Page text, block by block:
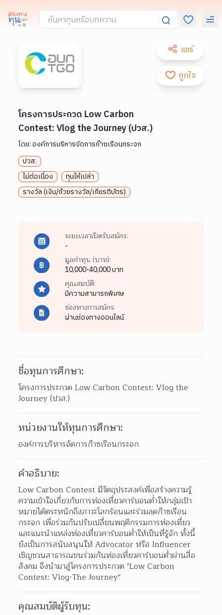
แชร์
ถูกใจ
โครงการประกวด Low Carbon
Contest: Vlog the Journey (ปวส.)
โดย:องค์การบริหารจัดการก๊าซเรือนกระจก
ปวส.
ไม่ต่อเนื่อง
ทุนให้เปล่า
รางวัล (เงิน/ถ้วยรางวัล/เกียรติบัตร)
ระยะเวลาเปิดรับสมัคร:
-
มูลค่าทุน (บาท):
10,000-40,000 บาท
คุณสมบัติ:
มีความสามารถพิเศษ
ช่องทางการสมัคร:
ผ่านช่องทางออนไลน์
ชื่อทุนการศึกษา:
โครงการประกวด Low Carbon Contest: Vlog the
Journey (ปวส.)
หน่วยงานให้ทุนการศึกษา:
องค์การบริหารจัดการก๊าซเรือนกระจก
คำอธิบาย:
Low Carbon Contest มีวัตถุประสงค์เพื่อสร้างความรู้
ความเข้าใจเกี่ยวกับการท่องเที่ยวคาร์บอนต่ำให้กลุ่มเป้า
หมายได้ตระหนักถึงภาวะโลกร้อนและร่วมลดก๊าซเรือน
กระจก เพื่อร่วมกันปรับเปลี่ยนพฤติกรรมการท่องเที่ยว
และแนะนำแหล่งท่องเที่ยวคาร์บอนต่ำให้เป็นที่รู้จัก ทั้งนี้
ยังเป็นการสนับสนุนให้ Advocator หรือ Influencer
เชิญชวนสาธารณชนร่วมกันท่องเที่ยวคาร์บอนต่ำผ่านสื่อ
สังคม จึงนำมาสู่โครงการประกวด "Low Carbon
Contest: Vlog-The Journey"
คุณสมบัติผู้รับทุน: